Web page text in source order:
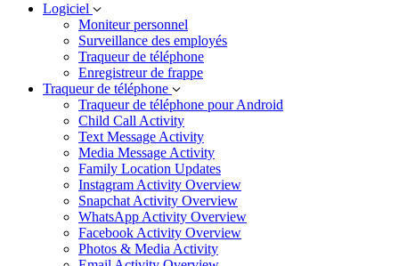
Logiciel
Moniteur personnel
Surveillance des employés
Traqueur de téléphone
Enregistreur de frappe
Traqueur de téléphone
Traqueur de téléphone pour Android
Child Call Activity
Text Message Activity
Media Message Activity
Family Location Updates
Instagram Activity Overview
Snapchat Activity Overview
WhatsApp Activity Overview
Facebook Activity Overview
Photos & Media Activity